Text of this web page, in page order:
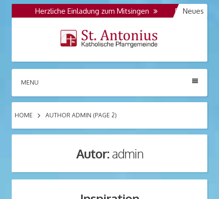
Neues
Herzliche Einladung zum Mitsingen
Die
St. Antonius
Großräschen
Katholische Pfarrgemeinde
MENU
HOME AUTHOR ADMIN (PAGE 2)
Autor:admin